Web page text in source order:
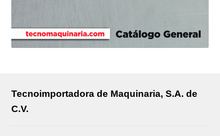
Tecnoimportadora de Maquinaria, S.A. de
C.V.